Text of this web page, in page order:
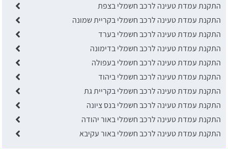
התקנת עמדת טעינה לרכב חשמלי בצפת
התקנת עמדת טעינה לרכב חשמלי בקריית שמונה
התקנת עמדת טעינה לרכב חשמלי בערד
התקנת עמדת טעינה לרכב חשמלי בדימונה
התקנת עמדת טעינה לרכב חשמלי בעפולה
התקנת עמדת טעינה לרכב חשמלי ביהוד
התקנת עמדת טעינה לרכב חשמלי בקריית גת
התקנת עמדת טעינה לרכב חשמלי בנס ציונה
התקנת עמדת טעינה לרכב חשמלי באור יהודה
התקנת עמדת טעינה לרכב חשמלי באור עקיבא